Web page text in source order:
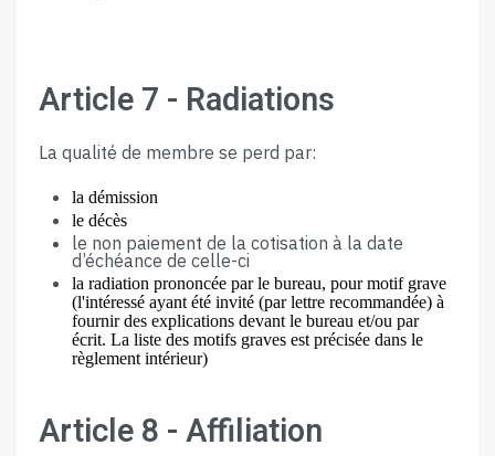
Article​ ​7​ ​-​ ​Radiations
La​ ​qualité​ ​de​ ​membre​ ​se​ ​perd​ ​par:
la​ ​démission
le​ ​décès
le non​ ​paiement​ ​de​ ​la​ ​cotisation à la date
d’échéance de celle-ci
la​ ​radiation​ ​prononcée​ ​par​ ​le​ ​bureau,​ ​pour​ ​motif​ ​grave
(l'intéressé ayant été invité (par lettre recommandée) à
fournir des explications devant le bureau et/ou par
écrit. La liste des motifs graves est précisée dans le
règlement intérieur)
Article​ ​8​ ​-​ ​Affiliation